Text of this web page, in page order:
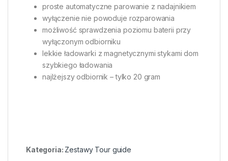
proste automatyczne parowanie z nadajnikiem
wyłączenie nie powoduje rozparowania
możliwość sprawdzenia poziomu baterii przy
wyłączonym odbiorniku
lekkie ładowarki z magnetycznymi stykami dom
szybkiego ładowania
najlżejszy odbiornik – tylko 20 gram
Kategoria: Zestawy Tour guide